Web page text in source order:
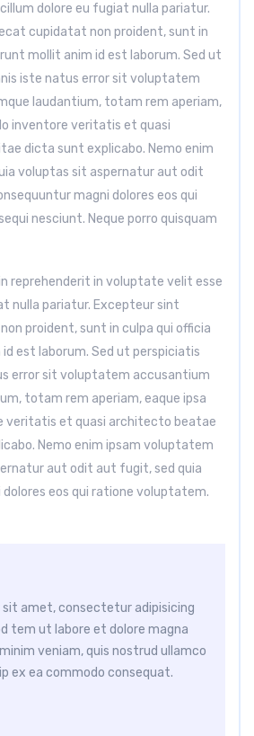
dolore eu fugiat nulla pariatur.
cupidatat non proident, sunt in
mollit anim id est laborum. Sed ut
iste natus error sit voluptatem
laudantium, totam rem aperiam,
inventore veritatis et quasi
dicta sunt explicabo. Nemo enim
voluptas sit aspernatur aut odit
magni dolores eos qui
nesciunt. Neque porro quisquam
reprehenderit in voluptate velit esse
nulla pariatur. Excepteur sint
proident, sunt in culpa qui officia
est laborum. Sed ut perspiciatis
error sit voluptatem accusantium
totam rem aperiam, eaque ipsa
veritatis et quasi architecto beatae
Nemo enim ipsam voluptatem
aut odit aut fugit, sed quia
eos qui ratione voluptatem.
sit amet, consectetur adipisicing
tem ut labore et dolore magna
veniam, quis nostrud ullamco
ex ea commodo consequat.